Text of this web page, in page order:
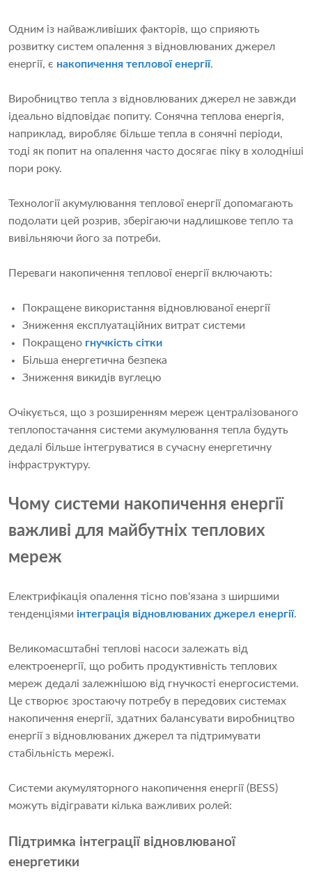
Одним із найважливіших факторів, що сприяють
розвитку систем опалення з відновлюваних джерел
енергії, є накопичення теплової енергії.
Виробництво тепла з відновлюваних джерел не завжди
ідеально відповідає попиту. Сонячна теплова енергія,
наприклад, виробляє більше тепла в сонячні періоди,
тоді як попит на опалення часто досягає піку в холодніші
пори року.
Технології акумулювання теплової енергії допомагають
подолати цей розрив, зберігаючи надлишкове тепло та
вивільняючи його за потреби.
Переваги накопичення теплової енергії включають:
Покращене використання відновлюваної енергії
Зниження експлуатаційних витрат системи
Покращено гнучкість сітки
Більша енергетична безпека
Зниження викидів вуглецю
Очікується, що з розширенням мереж централізованого
теплопостачання системи акумулювання тепла будуть
дедалі більше інтегруватися в сучасну енергетичну
інфраструктуру.
Чому системи накопичення енергії
важливі для майбутніх теплових
мереж
Електрифікація опалення тісно пов'язана з ширшими
тенденціями інтеграція відновлюваних джерел енергії.
Великомасштабні теплові насоси залежать від
електроенергії, що робить продуктивність теплових
мереж дедалі залежнішою від гнучкості енергосистеми.
Це створює зростаючу потребу в передових системах
накопичення енергії, здатних балансувати виробництво
енергії з відновлюваних джерел та підтримувати
стабільність мережі.
Системи акумуляторного накопичення енергії (BESS)
можуть відігравати кілька важливих ролей:
Підтримка інтеграції відновлюваної
енергетики